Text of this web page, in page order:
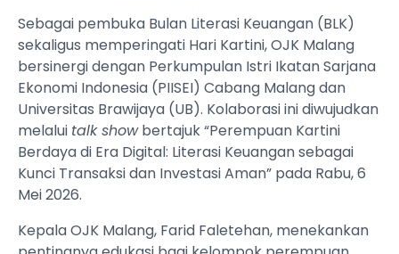
Sebagai pembuka Bulan Literasi Keuangan (BLK)
sekaligus memperingati Hari Kartini, OJK Malang
bersinergi dengan Perkumpulan Istri Ikatan Sarjana
Ekonomi Indonesia (PIISEI) Cabang Malang dan
Universitas Brawijaya (UB). Kolaborasi ini diwujudkan
melalui talk showbertajuk “Perempuan Kartini
Berdaya di Era Digital: Literasi Keuangan sebagai
Kunci Transaksi dan Investasi Aman” pada Rabu, 6
Mei 2026.
Kepala OJK Malang, Farid Faletehan, menekankan